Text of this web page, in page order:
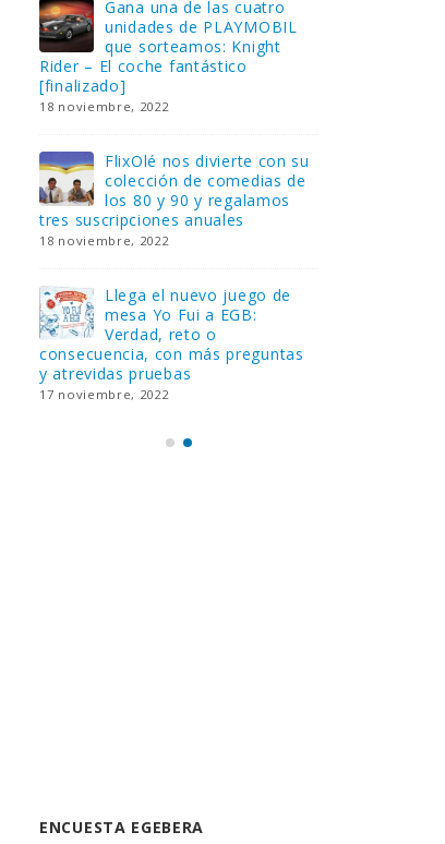
Gana una de las cuatro
unidades de PLAYMOBIL
que sorteamos: Knight
Rider – El coche fantástico
[finalizado]
18 noviembre, 2022
FlixOlé nos divierte con su
colección de comedias de
los 80 y 90 y regalamos
tres suscripciones anuales
18 noviembre, 2022
Llega el nuevo juego de
mesa Yo Fui a EGB:
Verdad, reto o
consecuencia, con más preguntas
y atrevidas pruebas
17 noviembre, 2022
ENCUESTA EGEBERA